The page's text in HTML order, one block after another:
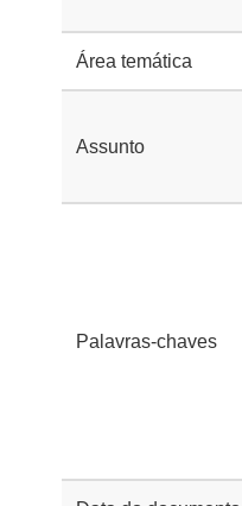
Área temática
Assunto
Palavras-chaves